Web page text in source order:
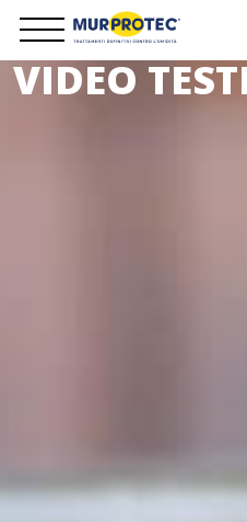
VIDEO